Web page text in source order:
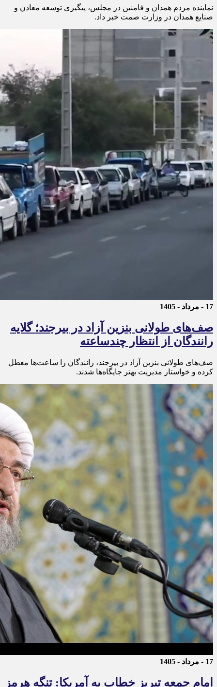
نماینده مردم همدان و فامنین در مجلس، پیگیری توسعه معادن و
صنایع همدان در وزارت صمت خبر داد.
17 - مرداد - 1405
صف‌های طولانی بنزین آزاد در بیرجند؛ گلایه
رانندگان از انتظار چندساعته
صف‌های طولانی بنزین آزاد در بیرجند، رانندگان را ساعت‌ها معطل
کرده و خواستار مدیریت بهتر جایگاه‌ها شدند.
17 - مرداد - 1405
امام جمعه تبریز خطاب به آمریکا: تنگه هرمز